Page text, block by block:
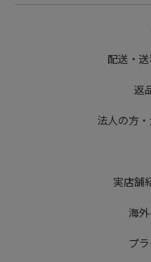
配送・
返
法人の方
実店舗
海
プ